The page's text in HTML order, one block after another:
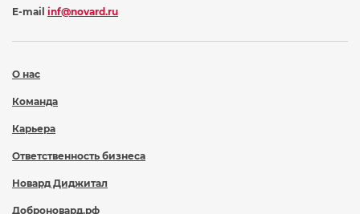
О нас
Команда
Карьера
Ответственность бизнеса
Новард Диджитал
Доброновард.рф
E-mail inf@novard.ru